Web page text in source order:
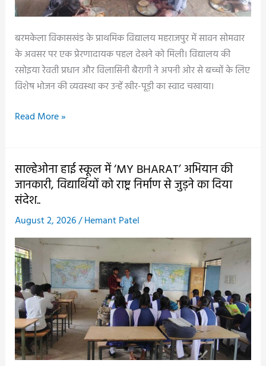
पर
लिखकर
समझाया
रियल
नंबर्स,
विभिन्न
सरकारी
आकस्मिक
निरीक्षण..
बरमकेला विकासखंड के प्राथमिक विद्यालय महराजपुर में सावन सोमवार
के अवसर पर एक प्रेरणादायक पहल देखने को मिली। विद्यालय की
रसोइया रेवती प्रधान और विलासिनी बैरागी ने अपनी ओर से बच्चों के लिए
विशेष भोजन की व्यवस्था कर उन्हें खीर-पूड़ी का स्वाद चखाया।
सावन
रसोइयों
ने
दिखाई
भावना,
अपने
खर्च
से
बच्चों
को
खिलाई
खीर-
पूड़ी..
Read More »
साल्हेओना हाई स्कूल में ‘MY BHARAT’ अभियान की
जानकारी, विद्यार्थियों को राष्ट्र निर्माण से जुड़ने का दिया
संदेश..
August 2, 2026/Hemant Patel